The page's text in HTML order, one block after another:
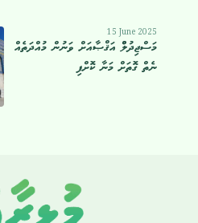
15 June 2025
މަސްޖިދުލްް އަޤްޞާއަށް ވަނުން މުއްދަތެއް
ނެތް ގޮތަށް މަނާ ކޮށްފި